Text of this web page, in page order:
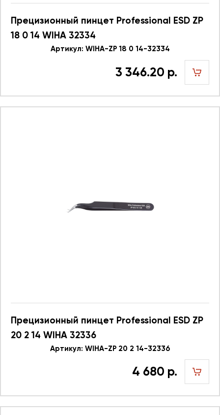
Прецизионный пинцет Professional ESD ZP
18 0 14 WIHA 32334
Артикул: WIHA-ZP 18 0 14-32334
3 346.20 р.
Прецизионный пинцет Professional ESD ZP
20 2 14 WIHA 32336
Артикул: WIHA-ZP 20 2 14-32336
4 680 р.